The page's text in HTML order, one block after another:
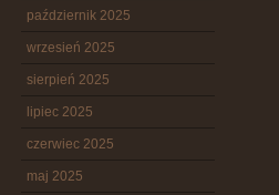
październik 2025
wrzesień 2025
sierpień 2025
lipiec 2025
czerwiec 2025
maj 2025